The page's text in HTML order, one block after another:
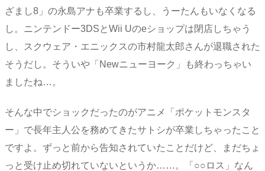
ざまし8」の永島アナも卒業するし、うーたんもいなくなる
し。ニンテンドー3DSとWii Uのeショップは閉店しちゃう
し、スクウェア・エニックスの市村龍太郎さんが退職された
そうだし。そういや「Newニューヨーク」も終わっちゃい
ましたね…。
そんな中でショックだったのがアニメ「ポケットモンスタ
ー」で長年主人公を務めてきたサトシが卒業しちゃったこと
ですよ。ずっと前から告知されていたことだけど、まだちょ
っと受け止め切れていないというか……。「○○ロス」なん